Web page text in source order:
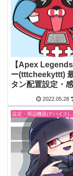
【Apex
ー(tttcheekyttt)
タン配置設定・
(デバイス) まと
ックスレジェン
2022.05.28
設定・周辺機器(デバイス)-エーペックスレジェンズ【Apex Legends】